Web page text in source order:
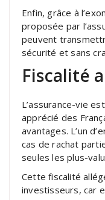
Enfin, grâce à
proposée par
peuvent
sécurité et sans
Fiscalité
L’assurance-vie
apprécié des
avantages. L’un
cas de rachat
seules les plus-
Cette fiscalité
investisseurs, car